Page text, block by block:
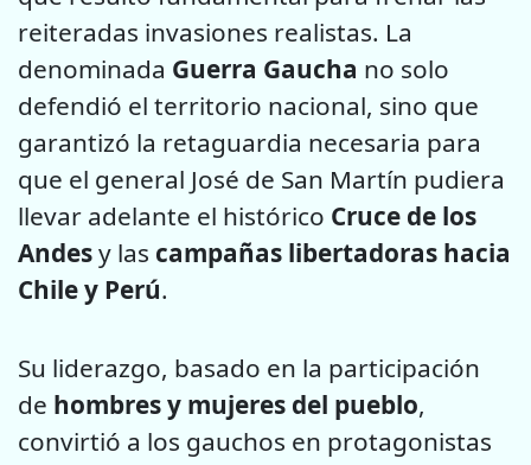
reiteradas invasiones realistas. La
denominada Guerra Gaucha no solo
defendió el territorio nacional, sino que
garantizó la retaguardia necesaria para
que el general José de San Martín pudiera
llevar adelante el histórico Cruce de los
Andesy las campañas libertadoras hacia
Chile y Perú.
Su liderazgo, basado en la participación
de hombres y mujeres del pueblo,
convirtió a los gauchos en protagonistas